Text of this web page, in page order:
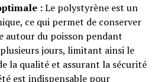
:Le polystyrène est un
ce qui permet de conserver
autour du poisson pendant
jours, limitant ainsi le
la qualité et assurant la sécurité
est indispensable pour